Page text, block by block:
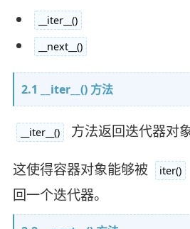
__iter__()
__next__()
2.1 __iter__() 方法
__iter__() 方法返回迭代器对
这使得容器对象能够被 iter()
回一个迭代器。